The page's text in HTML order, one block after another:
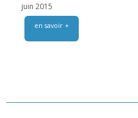
juin 2015
en savoir +